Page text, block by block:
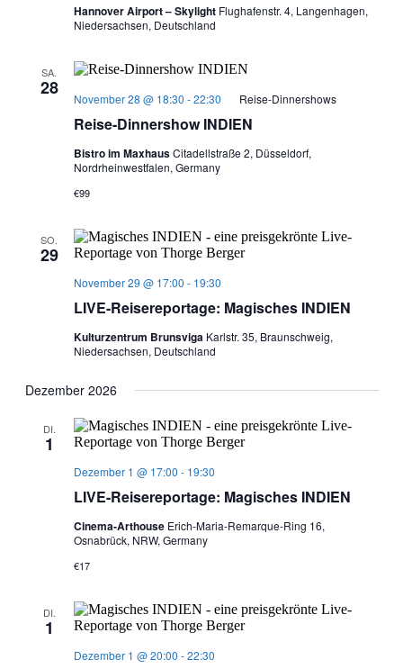
Hannover Airport – Skylight Flughafenstr. 4, Langenhagen,
Niedersachsen, Deutschland
SA.
28
Reise-Dinnershow INDIEN
November 28 @ 18:30 -22:30 Reise-Dinnershows
Bistro im MaxhausCitadellstraße 2, Düsseldorf,
Nordrheinwestfalen, Germany
€99
SO.
29
LIVE-Reisereportage: Magisches INDIEN
November 29 @ 17:00 - 19:30
Kulturzentrum Brunsviga Karlstr. 35, Braunschweig,
Niedersachsen, Deutschland
Dezember 2026
DI.
1
LIVE-Reisereportage: Magisches INDIEN
Dezember 1 @ 17:00 - 19:30
Cinema-Arthouse Erich-Maria-Remarque-Ring 16,
Osnabrück, NRW, Germany
€17
DI.
1
Dezember 1 @ 20:00 -22:30